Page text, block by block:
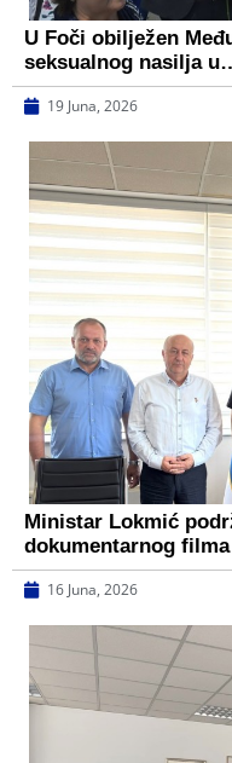
U Foči obilježen
seksualnog nasilja
19 Juna, 2026
Ministar Lokmić
dokumentarnog
16 Juna, 2026